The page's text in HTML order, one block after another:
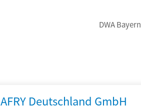
DWA Bayern
AFRY Deutschland GmbH